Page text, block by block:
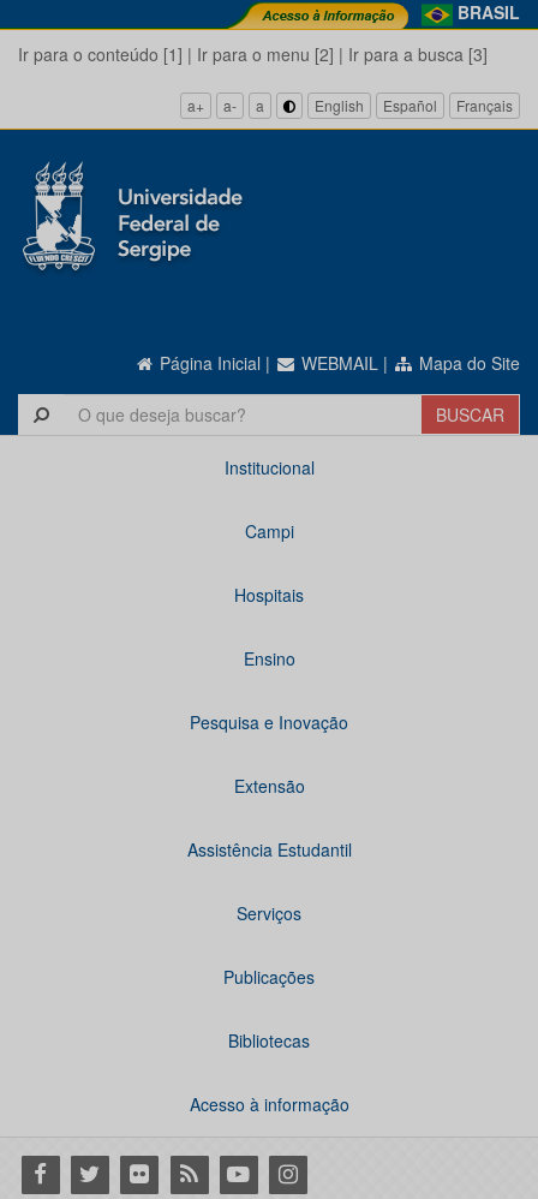
BRASIL
Ir para o conteúdo [1] | Ir para o menu [2] | Ir para a busca [3]
a+ a- a English Español Français
Página Inicial | WEBMAIL | Mapa do Site
Institucional
Campi
Hospitais
Ensino
Pesquisa e Inovação
Extensão
Assistência Estudantil
Serviços
Publicações
Bibliotecas
Acesso à informação
Facebook
Twitter Flickr RSS YoutubeInstagram